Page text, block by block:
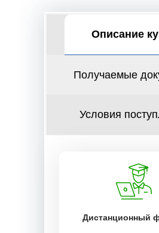
Описание
Получаемые
Условия
Дистанционный